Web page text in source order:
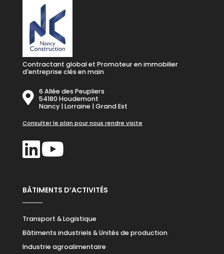
Contractant global et Promoteur en immobilier
d'entreprise clés en main
6 Allée des Peupliers
54180 Houdemont
Nancy | Lorraine | Grand Est
Consulter le plan pour nous rendre visite
BÂTIMENTS D’ACTIVITÉS
Transport & Logistique
Bâtiments industriels & Unités de production
Industrie agroalimentaire